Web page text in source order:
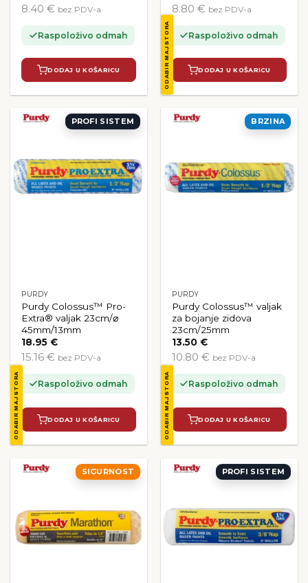
8.40 € bez PDV-a
Raspoloživo odmah
DODAJ U KOŠARICU ODABIR MAJSTORA
8.80 € bez PDV-a
Raspoloživo odmah
DODAJ U KOŠARICU
PROFI SISTEM
ODABIR MAJSTORA
PURDY
Purdy Colossus™ Pro-
Extra® valjak 23cm/⌀
45mm/13mm
18.95€
15.16 € bez PDV-a
Raspoloživo odmah
DODAJ U KOŠARICU
BRZINA
ODABIR MAJSTORA
PURDY
Purdy Colossus™ valjak
za bojanje zidova
23cm/25mm
13.50€
10.80 € bez PDV-a
Raspoloživo odmah
DODAJ U KOŠARICU
SIGURNOST PROFI SISTEM